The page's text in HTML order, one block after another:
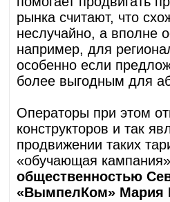
рынка считают, что
неслучайно, а вполне
например, для
особенно если
более выгодным для
Операторы при этом
конструкторов и так
продвижении таких
«обучающая
общественностью
«ВымпелКом» Мария